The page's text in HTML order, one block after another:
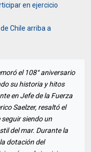
en ejercicio
Chile arriba a
el 108° aniversario
su historia y hitos
en Jefe de la Fuerza
Saelzer, resaltó el
seguir siendo un
del mar. Durante la
dotación del